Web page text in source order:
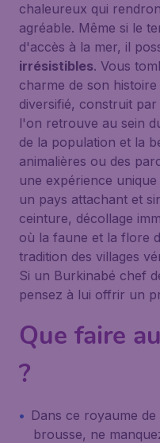
chaleureux qui
agréable. Même si le
d'accès à la mer, il
irrésistibles. Vous
charme de son
diversifié, construit
l'on retrouve au sein
de la population et la
animalières ou des
une expérience
un pays attachant et
ceinture, décollage
où la faune et la flore
tradition des villages
Si un Burkinabé chef
pensez à lui offrir un
Que faire
?
Dans ce royaume
brousse, ne